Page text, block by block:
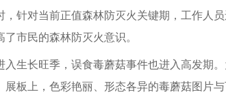
针对当前正值森林防灭火关键期，工作人
市民的森林防灭火意识。
生长旺季，误食毒蘑菇事件也进入高发期
板上，色彩艳丽、形态各异的毒蘑菇图片